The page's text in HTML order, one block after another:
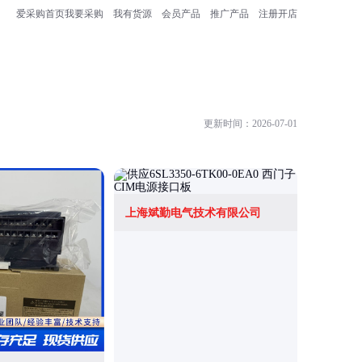
爱采购首页我要采购 我有货源 会员产品 推广产品 注册开店
更新时间：2026-07-01
上海斌勤电气技术有限公司